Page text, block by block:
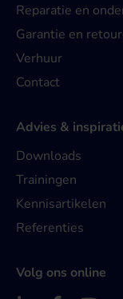
Reparatie en
Garantie en
Verhuur
Contact
Advies &
Downloads
Trainingen
Kennisartikelen
Referenties
Volg ons online